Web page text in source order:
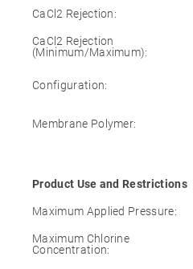
CaCl2 Rejection:
CaCl2 Rejection
(Minimum/Maximum):
Configuration:
Membrane Polymer:
Product Use and Restrictions
Maximum Applied Pressure:
Maximum Chlorine
Concentration: